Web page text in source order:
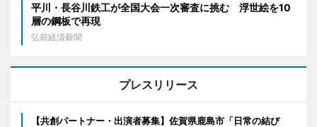
平川・長谷川鉄工が全国大会一次審査に挑む 浮世絵を10
層の鋼板で再現
弘前経済新聞
プレスリリース
【共創パートナー・出演者募集】佐賀県鹿島市「日常の結び